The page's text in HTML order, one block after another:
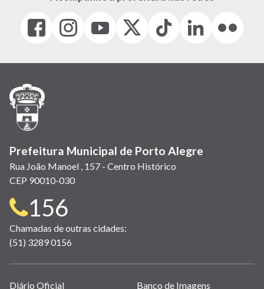
Facebook
(link
em
janela)
Instagram
(link
em
(link
em
(Antigo
(link
Tiktok
(link
em
LinkedIn
(link
em
(link
em
Prefeitura Municipal de Porto Alegre
Rua João Manoel , 157 - Centro Histórico
CEP 90010-030
Telefone
para
contato:
156
Chamadas de outras cidades:
(51) 3289 0156
Links
Diário Oficial Banco de Imagens